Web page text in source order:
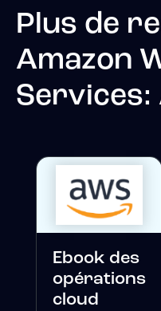
Plus de
Amazon
Services:
Ebook des
opérations
cloud